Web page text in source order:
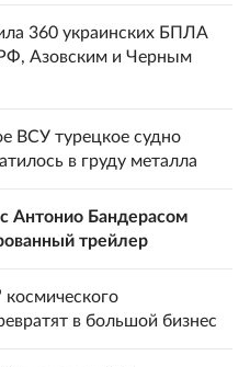
360 украинских БПЛА
Азовским и Черным
ВСУ турецкое судно
в груду металла
Антонио Бандерасом
трейлер
в большой бизнес